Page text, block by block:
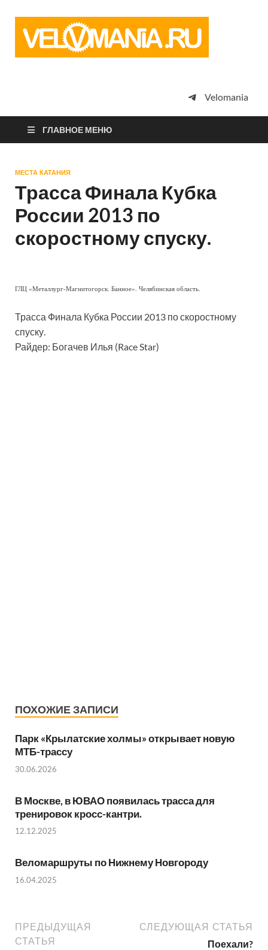
просто
Velomania
ГЛАВНОЕ МЕНЮ
МЕСТА КАТАНИЯ
Трасса Финала Кубка
России 2013 по
скоростному спуску.
ГЛЦ «Металлург-Магнитогорск. Банное». Челябинская область.
Трасса Финала Кубка России 2013 по скоростному
спуску.
Райдер: Богачев Илья (Race Star)
ПОХОЖИЕ ЗАПИСИ
Парк «Крылатские холмы» открывает новую
МТБ-трассу
30.06.2026
В Москве, в ЮВАО появилась трасса для
тренировок кросс-кантри.
12.12.2025
Веломаршруты по Нижнему Новгороду
16.04.2025
ПРЕДЫДУЩАЯ
СТАТЬЯ
СЛЕДУЮЩАЯ СТАТЬЯ
Поехали?